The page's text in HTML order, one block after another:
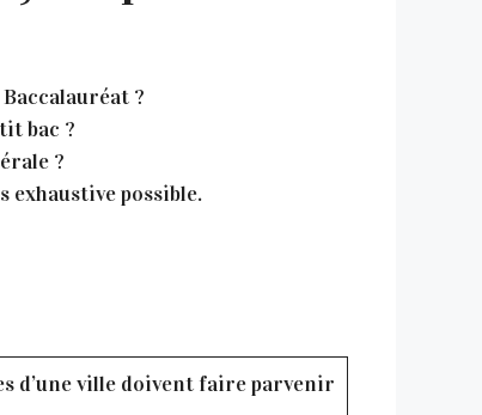
?
bac ?
?
exhaustive possible.
d’une ville doivent faire parvenir